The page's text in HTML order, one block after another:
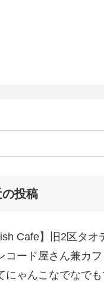
投稿
Cafe】旧2区タオ
コード屋さん兼カ
にゃんこなでなで